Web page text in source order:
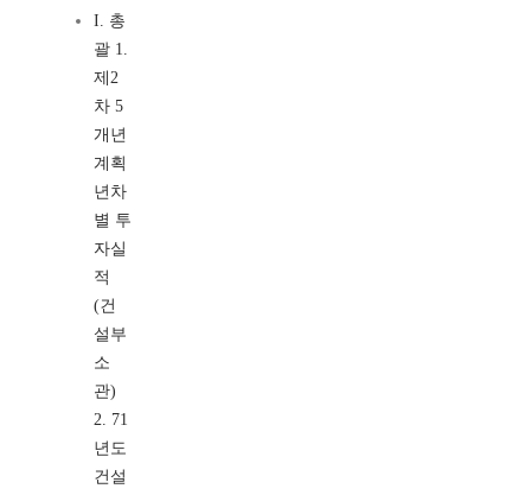
I. 총
괄 1.
제2
차 5
개년
계획
년차
별 투
자실
적
(건
설부
소
관)
2. 71
년도
건설